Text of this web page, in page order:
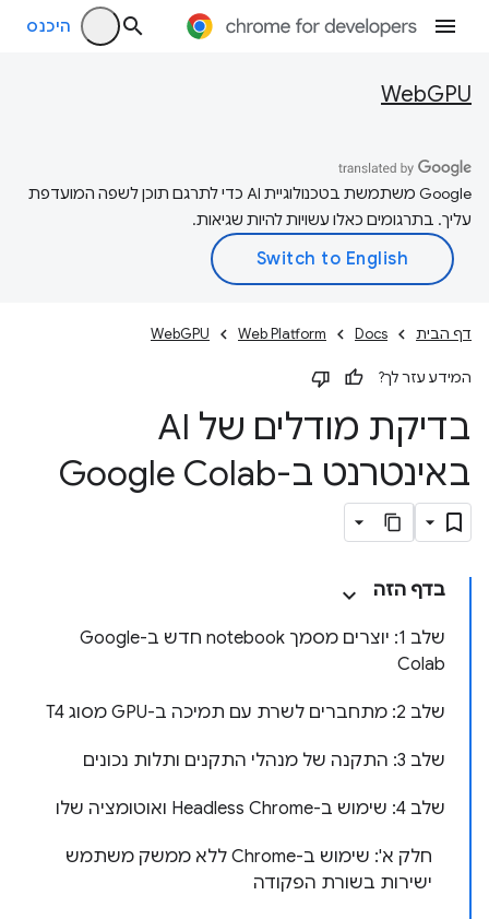
היכנס
WebGPU
‫Google משתמשת בטכנולוגיית AI כדי לתרגם תוכן לשפה המועדפת
עליך. בתרגומים כאלו עשויות להיות שגיאות.
דף הבית Docs
Web Platform
WebGPU
המידע עזר לך?
בדיקת מודלים של AI
באינטרנט ב-Google Colab
בדף הזה
שלב 1: יוצרים מסמך notebook חדש ב-Google
Colab
שלב 2: מתחברים לשרת עם תמיכה ב-GPU מסוג T4
שלב 3: התקנה של מנהלי התקנים ותלות נכונים
שלב 4: שימוש ב-Headless Chrome ואוטומציה שלו
חלק א': שימוש ב-Chrome ללא ממשק משתמש
ישירות בשורת הפקודה